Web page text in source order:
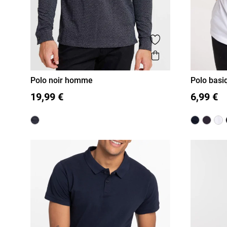
Ajouter aux
Aperçu rapide
S M
Polo noir homme
19,99 € S M
Polo
6,99 €